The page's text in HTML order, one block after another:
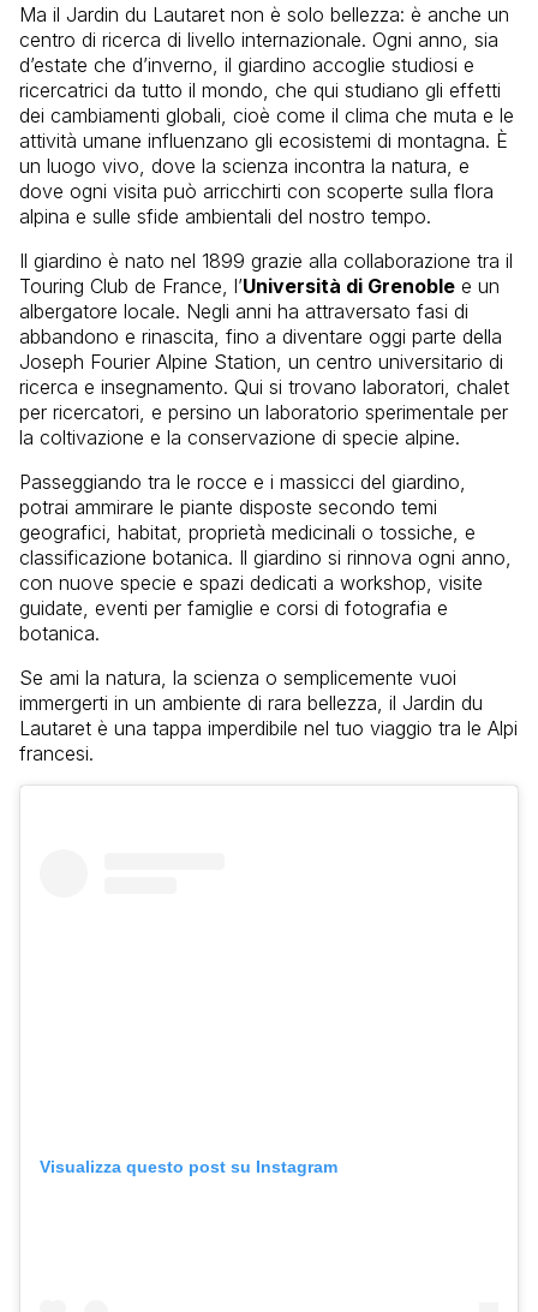
Ma il Jardin du Lautaret non è solo bellezza: è anche un
centro di ricerca di livello internazionale. Ogni anno, sia
d’estate che d’inverno, il giardino accoglie studiosi e
ricercatrici da tutto il mondo, che qui studiano gli effetti
dei cambiamenti globali, cioè come il clima che muta e le
attività umane influenzano gli ecosistemi di montagna. È
un luogo vivo, dove la scienza incontra la natura, e
dove ogni visita può arricchirti con scoperte sulla flora
alpina e sulle sfide ambientali del nostro tempo.
Il giardino è nato nel 1899 grazie alla collaborazione tra il
Touring Club de France, l’Università di Grenoble e un
albergatore locale. Negli anni ha attraversato fasi di
abbandono e rinascita, fino a diventare oggi parte della
Joseph Fourier Alpine Station, un centro universitario di
ricerca e insegnamento. Qui si trovano laboratori, chalet
per ricercatori, e persino un laboratorio sperimentale per
la coltivazione e la conservazione di specie alpine.
Passeggiando tra le rocce e i massicci del giardino,
potrai ammirare le piante disposte secondo temi
geografici, habitat, proprietà medicinali o tossiche, e
classificazione botanica. Il giardino si rinnova ogni anno,
con nuove specie e spazi dedicati a workshop, visite
guidate, eventi per famiglie e corsi di fotografia e
botanica.
Se ami la natura, la scienza o semplicemente vuoi
immergerti in un ambiente di rara bellezza, il Jardin du
Lautaret è una tappa imperdibile nel tuo viaggio tra le Alpi
francesi.
Visualizza questo post su Instagram